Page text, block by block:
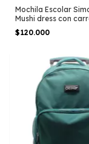
Mochila Escolar
Mushi dress con
$120.000